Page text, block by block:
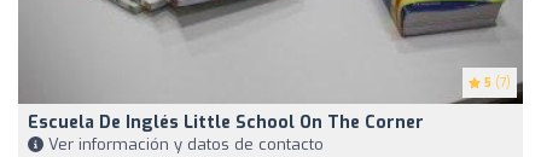
5 (7)
Escuela De Inglés Little School On The Corner
Ver información y datos de contacto